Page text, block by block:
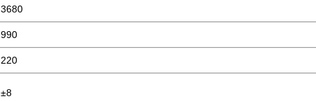
3680
990
220
±8